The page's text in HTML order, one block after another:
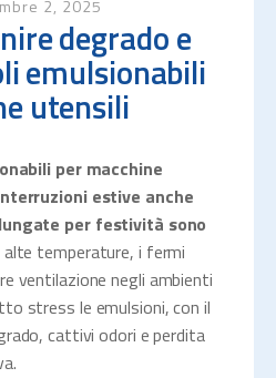
2, 2025
degrado e
emulsionabili
utensili
per macchine
estive anche
per festività sono
alte temperature, i fermi
ventilazione negli ambienti
stress le emulsioni, con il
cattivi odori e perdita